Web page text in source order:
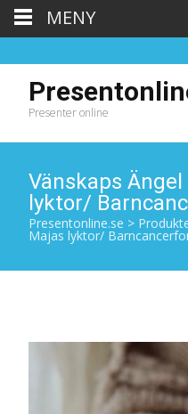
Presenter online
Vänskaps
lyktor/
Presentonline.se >
Majas lyktor/
MENY